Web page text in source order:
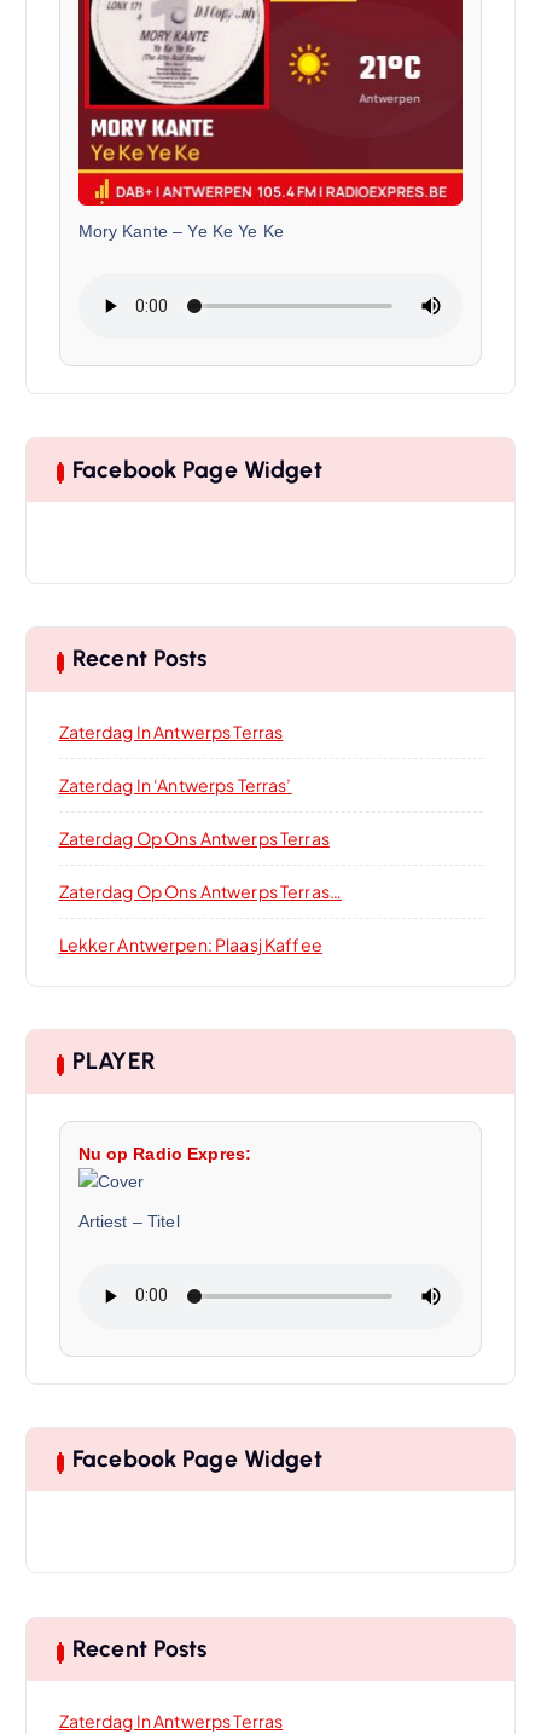
Mory Kante–Ye Ke Ye Ke
Facebook Page Widget
Recent Posts
Zaterdag In Antwerps Terras
Zaterdag In ‘Antwerps Terras’
Zaterdag Op Ons Antwerps Terras
Zaterdag Op Ons Antwerps Terras…
Lekker Antwerpen: Plaasj Kaffee
PLAYER
Nu op Radio Expres:
Artiest – Titel
Facebook Page Widget
Recent Posts
Zaterdag In Antwerps Terras